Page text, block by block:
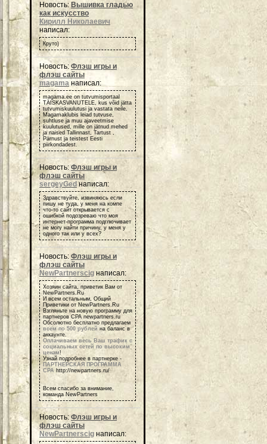
Новость: Вышивка гладью
как искусство
Кирилл Николаевич
написал:
Круто)
Новость: Флэш игры и
флэш сайты
magama написал:
magama.ee on tutvumisportaal
TÄISKASVANUTELE, kus võid jätta
tutvumiskuulutusi ja vastata neile.
Magamaklubis leiad tutvuse,
suhtluse ja muu ajaveetmise
kuulutused, mille on jätnud mehed
ja naised Tallinnast, Tartust ,
Pärnust ja teistest Eesti
piirkondadest.
Новость:Флэш игры и
флэш сайты
sergeyGedнаписал:
Здравствуйте, извиняюсь если
пишу не туда, у меня на компе
что-то сайт открывается с
ошибкой подозреваю что моя
интернет-программа подглючивает
не могу найти причину, у меня у
одного так или у всех?
Новость: Флэш игры и
флэш сайты
NewPartnerscig написал:
Хозяин сайта, приветик Вам от
NewPartners.Ru
И всем остальным, Общий
Приветики от NewPartners.Ru
Взгляньте на новую программу для
партнеров СРА newpartners.ru
Обсолютно бесплатно предлагаем
всем по 500 рублей на баланс в
аккаунте.
Оплачиваем весь Ваш трафик с
социальных сетей по высоким
ценам!
Узнай подробнее в партнерке -
ПАРТНЕРСКАЯ ПРОГРАММА
СРА http://newpartners.ru/
Всем спасибо за внимание,
команда NewPartners
Новость: Флэш игры и
флэш сайты
NewPartnerscig написал: